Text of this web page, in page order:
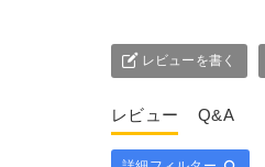
レビューを書く
レビュー Q&A